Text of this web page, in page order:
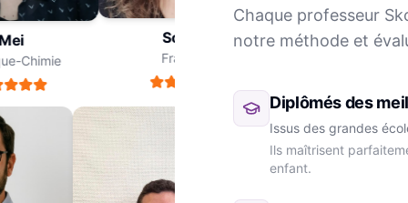
Chimie
Sophie
Français
Chaque professeur
notre méthode et
Diplômés des
Issus des grandes
Ils maîtrisent
enfant.